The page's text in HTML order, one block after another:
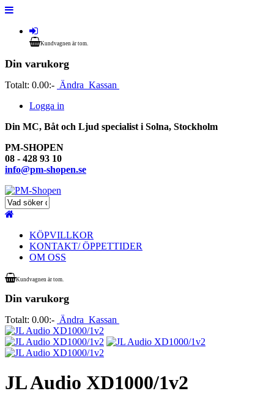
Kundvagnen är tom.
Din varukorg
Totalt: 0.00:- Ändra Kassan
Logga in
Din MC, Båt och Ljud specialist i Solna, Stockholm
PM-SHOPEN
08 - 428 93 10
info@pm-shopen.se
KÖPVILLKOR
KONTAKT/ ÖPPETTIDER
OM OSS
Kundvagnen är tom.
Din varukorg
Totalt: 0.00:- Ändra Kassan
JL Audio XD1000/1v2